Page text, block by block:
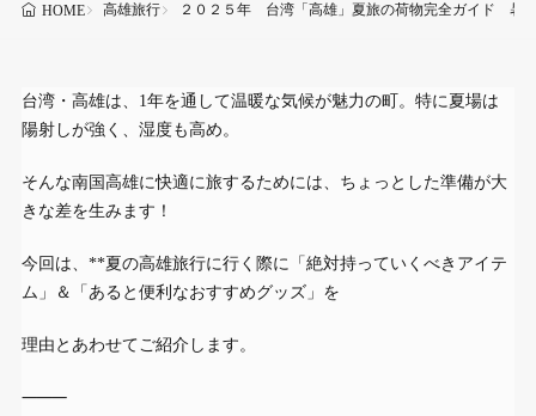
HOME 高雄旅行 ２０２５年 台湾「高雄」夏旅の荷物完全ガイド 暑
台湾・高雄は、1年を通して温暖な気候が魅力の町。特に夏場は
陽射しが強く、湿度も高め。
そんな南国高雄に快適に旅するためには、ちょっとした準備が大
きな差を生みます！
今回は、**夏の高雄旅行に行く際に「絶対持っていくべきアイテ
ム」＆「あると便利なおすすめグッズ」を
理由とあわせてご紹介します。
⸻